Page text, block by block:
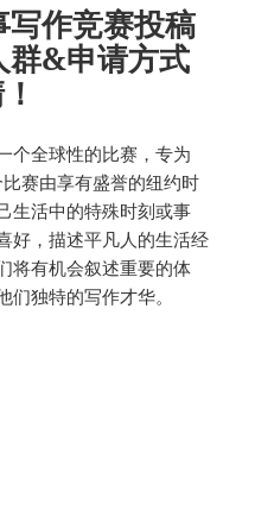
作竞赛投稿
群&申请方式
个全球性的比赛，专为
赛由享有盛誉的纽约时
生活中的特殊时刻或事
好，描述平凡人的生活经
将有机会叙述重要的体
独特的写作才华。